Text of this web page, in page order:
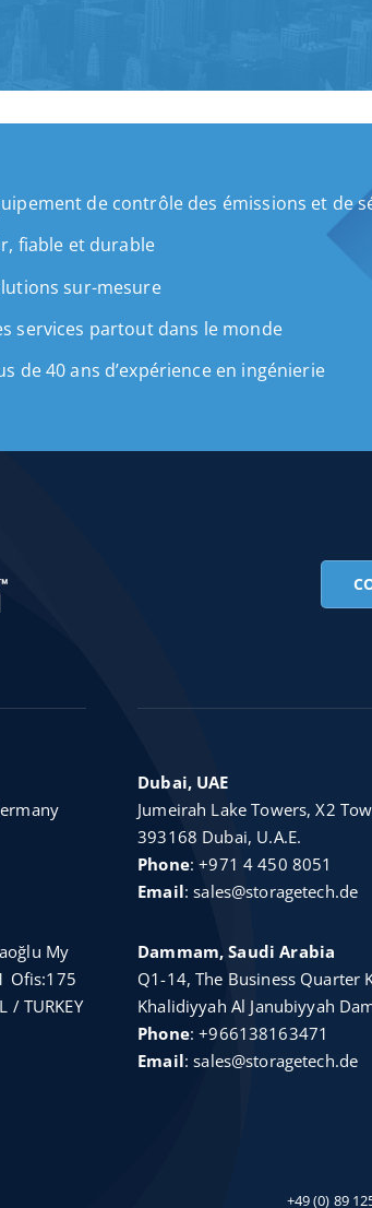
de contrôle des émissions et de
fiable et durable
sur-mesure
services partout dans le monde
de 40 ans d’expérience en ingénierie
My
Ofis:175
/ TURKEY
Dubai, UAE
Jumeirah Lake Towers, X2
393168 Dubai, U.A.E.
Phone:+971 4 450 8051
Email:sales@storagetech.de
Dammam, Saudi Arabia
Q1-14, The Business Quarter
Khalidiyyah Al Janubiyyah
Phone:+966138163471
Email:sales@storagetech.de
+49 (0) 89